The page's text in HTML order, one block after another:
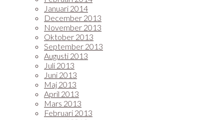
Januari 2014
December 2013
November 2013
Oktober 2013
September 2013
Augusti 2013
Juli 2013
Juni 2013
Maj 2013
April 2013
Mars 2013
Februari 2013